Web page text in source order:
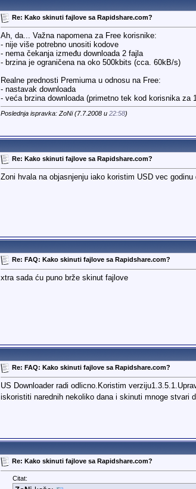
Re: Kako skinuti fajlove sa Rapidshare.com?
Ah, da... Važna napomena za Free korisnike:
- nije više potrebno unositi kodove
- nema čekanja između downloada 2 fajla
- brzina je ograničena na oko 500kbits (cca. 60kB/s)
Realne prednosti Premiuma u odnosu na Free:
- nastavak downloada
- veća brzina downloada (primetno tek kod korisnika za
Poslednja ispravka: ZoNi (7.7.2008 u 22:58)
Re: Kako skinuti fajlove sa Rapidshare.com?
Zoni hvala na objasnjenju iako koristim USD vec
Re: FAQ: Kako skinuti fajlove sa Rapidshare.com?
xtra sada ću puno brže skinut fajlove
Re: FAQ: Kako skinuti fajlove sa Rapidshare.com?
US Downloader radi odlicno.Koristim
iskoristiti narednih nekoliko dana i skinuti mnoge stvari
Re: Kako skinuti fajlove sa Rapidshare.com?
Citat: